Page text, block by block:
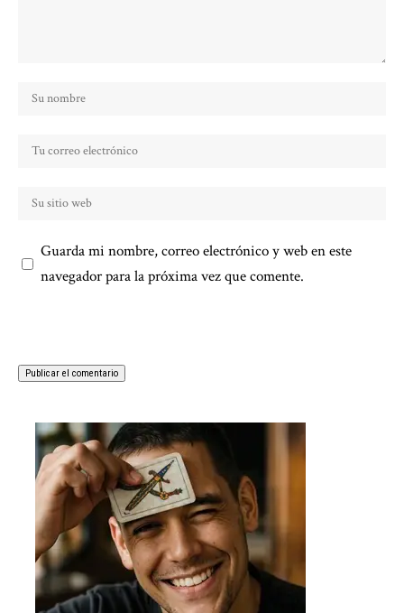
Guarda mi nombre, correo electrónico y web en este
navegador para la próxima vez que comente.